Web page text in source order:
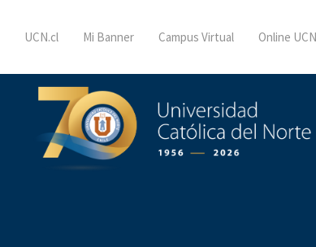
UCN.cl Mi Banner Campus Virtual Online UCN